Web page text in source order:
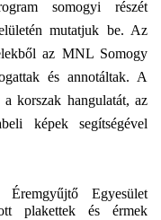
somogyi részét
mutatjuk be. Az
az MNL Somogy
és annotáltak. A
korszak hangulatát, az
képek segítségével
Egyesület
plakettek és érmek